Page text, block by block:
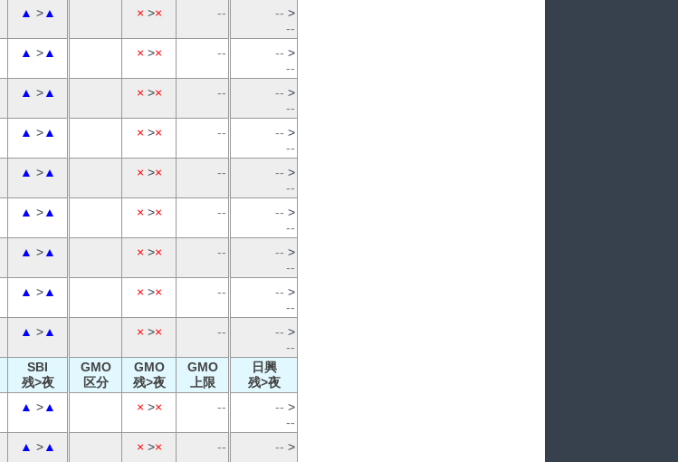
▲ >▲ × >× -- -- >
--
▲ >▲ × >× -- -- >
--
▲ >▲ × >× -- -- >
--
▲ >▲ × >× -- -- >
--
▲ >▲ × >× -- -- >
--
▲ >▲ × >× -- -- >
--
▲ >▲ × >× -- -- >
--
▲ >▲ × >× -- -- >
--
▲ >▲ × >× -- -- >
--
SBI
残>夜
GMO
区分
GMO
残>夜
GMO
上限
日興
残>夜
▲ >▲ × >× -- -- >
--
▲ >▲ × >× -- -- >